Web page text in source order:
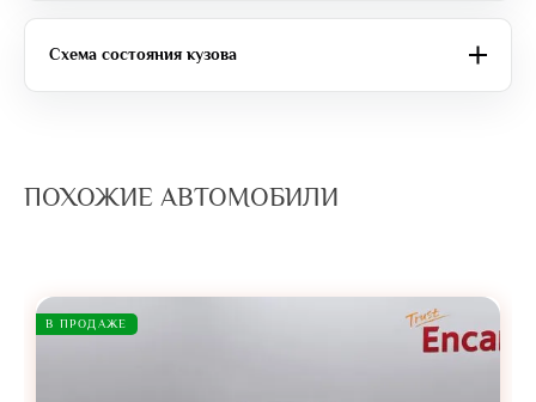
Схема состояния кузова
ПОХОЖИЕ АВТОМОБИЛИ
В ПРОДАЖЕ